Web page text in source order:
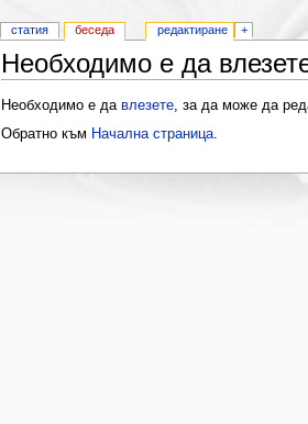
Необходимо е да
Необходимо е да влезете, за да може да
Обратно към Начална страница.
статия беседа редактиране +